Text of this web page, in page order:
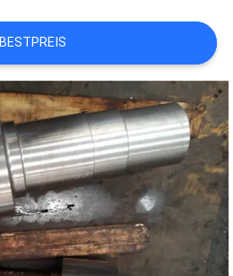
BESTPREIS